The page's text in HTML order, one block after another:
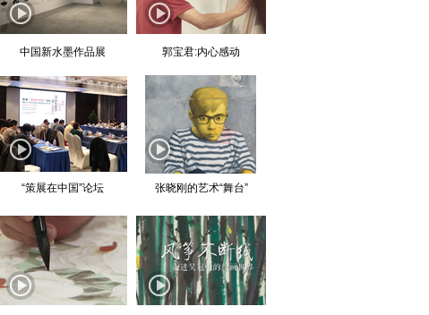
中国新水墨作品展 郭宝君:内心感动
“策展在中国”论坛 张晓刚的艺术“舞台”